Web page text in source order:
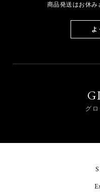
商品発送はお休み
よ
グ